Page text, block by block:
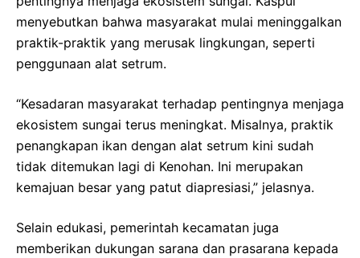
menyebutkan bahwa masyarakat mulai meninggalkan
praktik-praktik yang merusak lingkungan, seperti
penggunaan alat setrum.
“Kesadaran masyarakat terhadap pentingnya menjaga
ekosistem sungai terus meningkat. Misalnya, praktik
penangkapan ikan dengan alat setrum kini sudah
tidak ditemukan lagi di Kenohan. Ini merupakan
kemajuan besar yang patut diapresiasi,” jelasnya.
Selain edukasi, pemerintah kecamatan juga
memberikan dukungan sarana dan prasarana kepada